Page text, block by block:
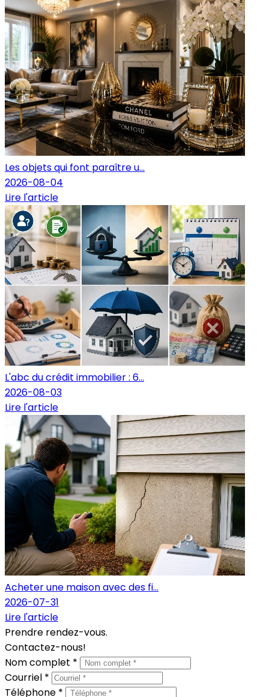
Les objets qui font paraître u...
2026-08-04
Lire l'article
L'abc du crédit immobilier : 6...
2026-08-03
Lire l'article
Acheter une maison avec des fi...
2026-07-31
Lire l'article
Prendre rendez-vous.
Contactez-nous!
Nom complet *
Courriel *
Téléphone *